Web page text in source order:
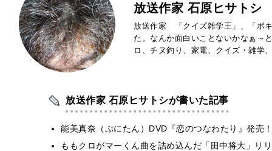
放送作家 石原ヒサトシ
放送作家 「クイズ雑学王」、「ボ
た。なんか面白いことないかなぁ～
ロ、チヌ釣り、家電、クイズ・雑学
放送作家 石原ヒサトシが書いた記事
能美真奈（ぷにたん）DVD『恋のつなわたり』発売
ももクロがマーくん曲を詰め込んだ「田中将大」